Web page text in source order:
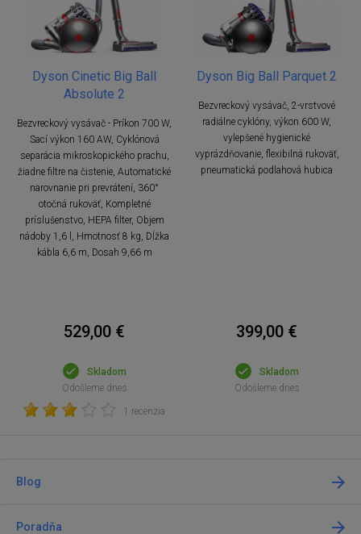
Dyson Cinetic Big Ball
Absolute 2
Bezvreckový vysávač - Príkon 700 W,
Sací výkon 160 AW, Cyklónová
separácia mikroskopického prachu,
žiadne filtre na čistenie, Automatické
narovnanie pri prevrátení, 360°
otočná rukoväť, Kompletné
príslušenstvo, HEPA filter, Objem
nádoby 1,6 l, Hmotnosť 8 kg, Dĺžka
kábla 6,6 m, Dosah 9,66 m
529,00 €
Skladom
Odošleme dnes
1 recenzia
Dyson Big Ball Parquet 2
Bezvreckový vysávač, 2-vrstvové
radiálne cyklóny, výkon 600 W,
vylepšené hygienické
vyprázdňovanie, flexibilná rukoväť,
pneumatická podlahová hubica
399,00 €
Skladom
Odošleme dnes
Blog
Poradňa